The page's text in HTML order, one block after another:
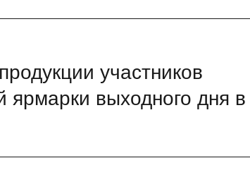
участников
ярмарки выходного дня в